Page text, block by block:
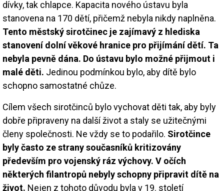
dívky, tak chlapce. Kapacita nového ústavu byla
stanovena na 170 dětí, přičemž nebyla nikdy naplněna.
Tento městský sirotčinec je zajímavý z hlediska
stanovení dolní věkové hranice pro přijímání dětí. Ta
nebyla pevně dána. Do ústavu bylo možné přijmout i
malé děti. Jedinou podmínkou bylo, aby dítě bylo
schopno samostatné chůze.
Cílem všech sirotčinců bylo vychovat děti tak, aby byly
dobře připraveny na další život a staly se užitečnými
členy společnosti. Ne vždy se to podařilo. Sirotčince
byly často ze strany současníků kritizovány
především pro vojenský ráz výchovy. V očích
některých filantropů nebyly schopny připravit dítě na
život. Nejen z tohoto důvodu byla v 19. století